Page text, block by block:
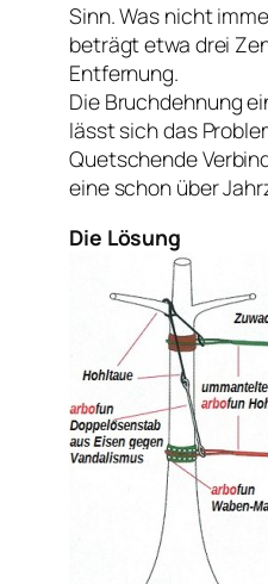
Sinn. Was nicht
beträgt etwa drei
Entfernung.
Die Bruchdehnung
lässt sich das
Quetschende
eine schon über
Die Lösung